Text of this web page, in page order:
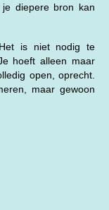
diepere bron kan
is niet nodig te
hoeft alleen maar
open, oprecht.
maar gewoon